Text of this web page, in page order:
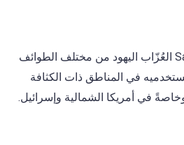
يجذب موقع SawYouAtSinai العُزّاب اليهود من مختلف الطوائف
في المناطق ذات الكثافة
وخاصةً في أمريكا الشمالية وإسرائيل.